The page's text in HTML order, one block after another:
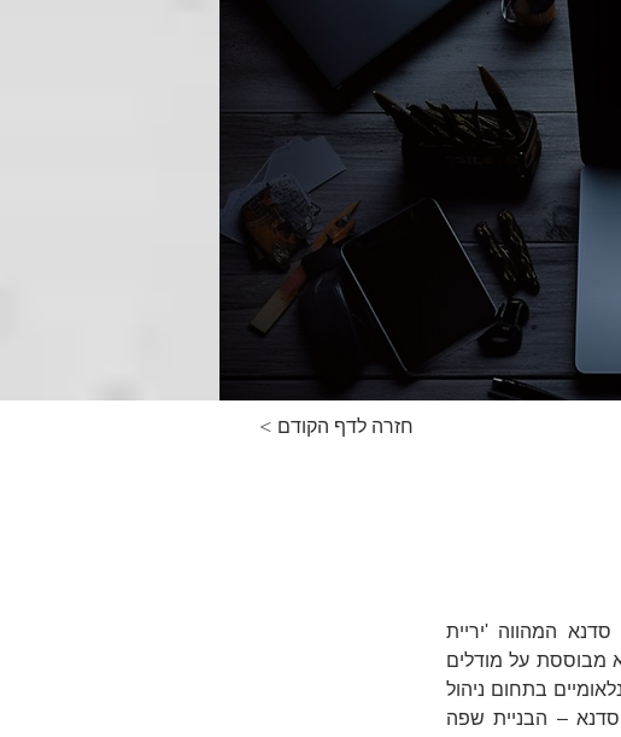
< חזרה לדף הקודם